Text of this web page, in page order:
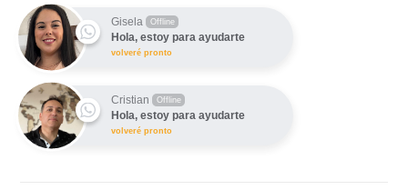
PAD
7
PRO
WIFI
11.2"
8GB
256GB
Gisela Offline
Hola, estoy para ayudarte
volveré pronto
Cristian Offline
Hola, estoy para ayudarte
volveré pronto